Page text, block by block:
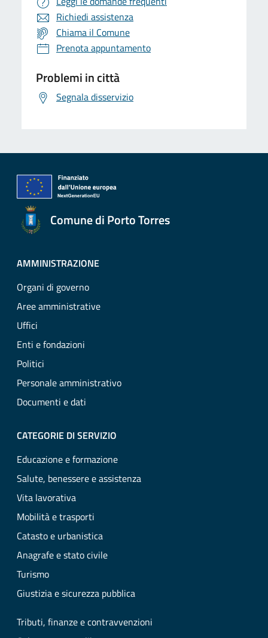
Richiedi assistenza
Chiama il Comune
Prenota appuntamento
Problemi in città
Segnala disservizio
Comune di Porto Torres
AMMINISTRAZIONE
Organi di governo
Aree amministrative
Uffici
Enti e fondazioni
Politici
Personale amministrativo
Documenti e dati
CATEGORIE DI SERVIZIO
Educazione e formazione
Salute, benessere e assistenza
Vita lavorativa
Mobilità e trasporti
Catasto e urbanistica
Anagrafe e stato civile
Turismo
Giustizia e sicurezza pubblica
Tributi, finanze e contravvenzioni